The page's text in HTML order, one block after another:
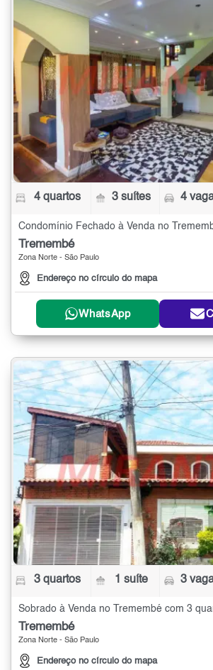
4 quartos 3 suítes 4
Tremembé
Zona Norte - São Paulo
Endereço no círculo do mapa
WhatsApp
3 quartos 1 suíte 3
Sobrado à Venda no Tremembé com 3
Tremembé
Zona Norte - São Paulo
Endereço no círculo do mapa